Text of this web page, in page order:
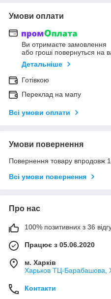
Умови оплати
Ви отримаєте замовлення
або гроші повернуться на
Детальніше
Готівкою
Переклад на мапу
Всі умови оплати
Умови повернення
Повернення товару впродовж
Всі умови повернення
Про нас
100% позитивних з 36
Працює з 05.06.2020
м. Харків
Харьков ТЦ-Барабашова,
Контакти